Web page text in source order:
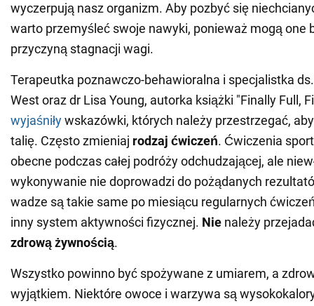
wyczerpują nasz organizm. Aby pozbyć się
warto przemyśleć swoje nawyki, ponieważ mogą one
przyczyną stagnacji wagi.
Terapeutka poznawczo-behawioralna i specjalistka
West oraz dr Lisa Young, autorka książki "Finally Full,
wyjaśniływskazówki, których należy przestrzegać,
talię. Często zmieniaj rodzaj ćwiczeń. Ćwiczenia
obecne podczas całej podróży odchudzającej, ale
wykonywanie nie doprowadzi do pożądanych
wadze są takie same po miesiącu regularnych
inny system aktywności fizycznej. Nie należy
zdrową żywnością.
Wszystko powinno być spożywane z umiarem, a
wyjątkiem. Niektóre owoce i warzywa są